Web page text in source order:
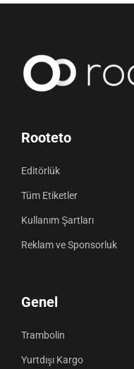
Rooteto
Editörlük
Tüm Etiketler
Kullanım Şartları
Reklam ve Sponsorluk
Genel
Trambolin
Yurtdışı Kargo